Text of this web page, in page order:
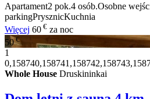
Apartament2 pok.4 osób.Osobne
parkingPrysznicKuchnia
Więcej 60 € za noc
50€
1
Whole House Druskininkai